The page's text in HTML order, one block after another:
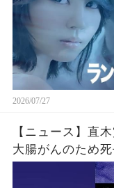
2026/07/27
【ニュース】直
大腸がんのため